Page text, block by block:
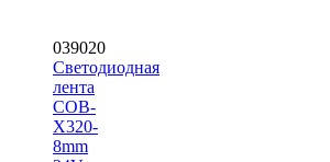
039020
Светодиодная
лента
COB-
X320-
8mm